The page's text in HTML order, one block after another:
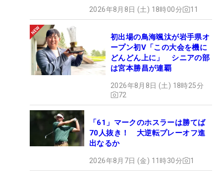
2026年8月8日 (土) 18時00分 11
初出場の鳥海颯汰が岩手県オ
ープン初V「この大会を機に
どんどん上に」 シニアの部
は宮本勝昌が連覇
2026年8月8日 (土) 18時25分
72
「61」マークのホスラーは勝てば
70人抜き！ 大逆転プレーオフ進
出なるか
2026年8月7日 (金) 11時30分 1